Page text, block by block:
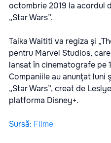
octombrie 2019 la acordul
„Star Wars”.
Taika Waititi va regiza şi
pentru Marvel Studios,
lansat în cinematografe pe
Companiile au anunţat luni
„Star Wars”, creat de
platforma Disney+.
Sursă: Filme